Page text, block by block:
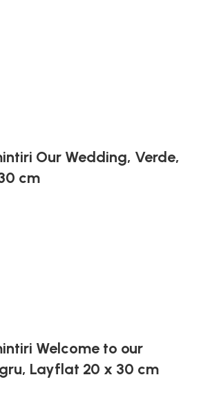
Our Wedding, Verde,
cm
Welcome to our
Layflat 20 x 30 cm